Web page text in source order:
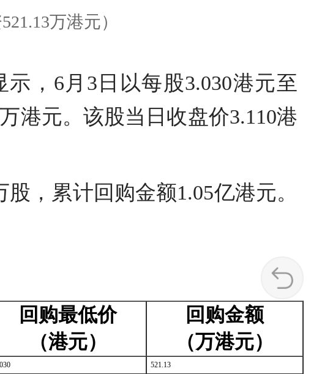
万港元）
，6月3日以每股3.030港元至
港元。该股当日收盘价3.110港
，累计回购金额1.05亿港元。
回购最低价
（港元）
回购金额
（万港元）
521.13